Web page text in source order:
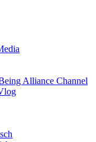
Alliance Channel